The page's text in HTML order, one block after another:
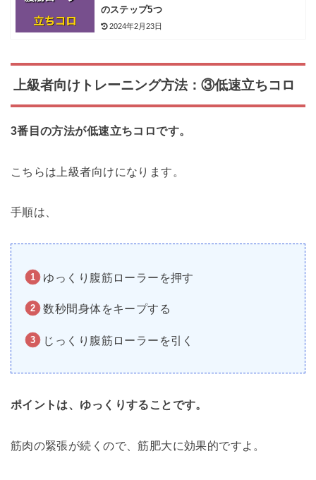
のステップ5つ
2024年2月23日
上級者向けトレーニング方法：③低速立ちコロ
3番目の方法が低速立ちコロです。
こちらは上級者向けになります。
手順は、
ゆっくり腹筋ローラーを押す
数秒間身体をキープする
じっくり腹筋ローラーを引く
ポイントは、ゆっくりすることです。
筋肉の緊張が続くので、筋肥大に効果的ですよ。